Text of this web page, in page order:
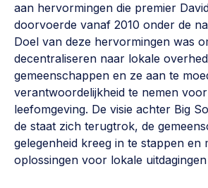
Sociaal ondernemen
Bewonersbedrijf starten,
Buurtbewoners verbinden
Community building en ABCD,
Zorgzame gemeenschappen
Betrokken buurten, contact stimuleren,
uitbreiden >
Vraag stellen
030 231 7511
info@lsabewoners.nl
aan hervormingen die premier
doorvoerde vanaf 2010 onder de
Doel van deze hervormingen was
decentraliseren naar lokale
gemeenschappen en ze aan te
verantwoordelijkheid te nemen
leefomgeving. De visie achter Big
de staat zich terugtrok, de
gelegenheid kreeg in te stappen en
oplossingen voor lokale